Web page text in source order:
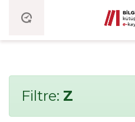
Filtre: Z